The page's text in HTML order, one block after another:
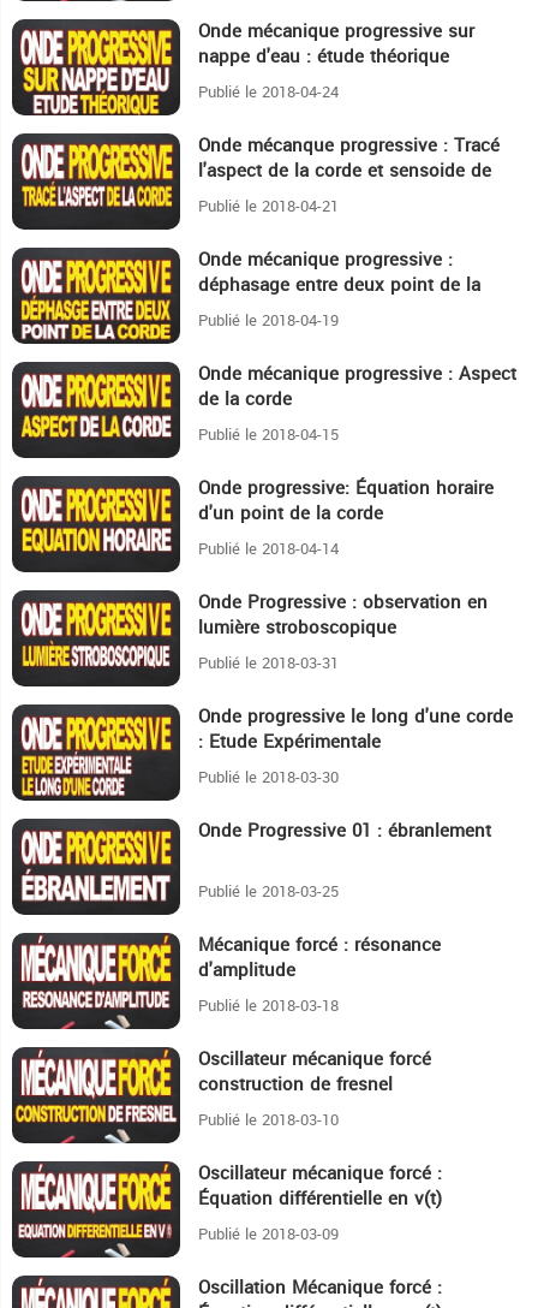
9:44 Onde mécanique progressive sur
nappe d'eau : étude théorique
Publié le 2018-04-24
17:2 Onde mécanque progressive : Tracé
l'aspect de la corde et sensoide de
mouvement
Publié le 2018-04-21
16:35 Onde mécanique progressive :
déphasage entre deux point de la
corde
Publié le 2018-04-19
15:49 Onde mécanique progressive : Aspect
de la corde
Publié le 2018-04-15
29:21 Onde progressive: Équation horaire
d'un point de la corde
Publié le 2018-04-14
18:11 Onde Progressive : observation en
lumière stroboscopique
Publié le 2018-03-31
7:29 Onde progressive le long d'une corde
: Etude Expérimentale
Publié le 2018-03-30
18:56 Onde Progressive 01 : ébranlement
Publié le 2018-03-25
24:49 Mécanique forcé : résonance
d'amplitude
Publié le 2018-03-18
18:19 Oscillateur mécanique forcé
construction de fresnel
Publié le 2018-03-10
4:7 Oscillateur mécanique forcé :
Équation différentielle en v(t)
Publié le 2018-03-09
8:25 Oscillation Mécanique forcé :